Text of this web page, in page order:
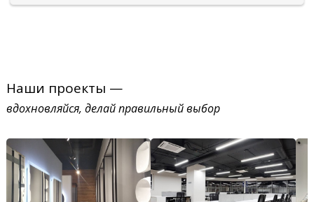
Наши проекты —
вдохновляйся, делай правильный выбор